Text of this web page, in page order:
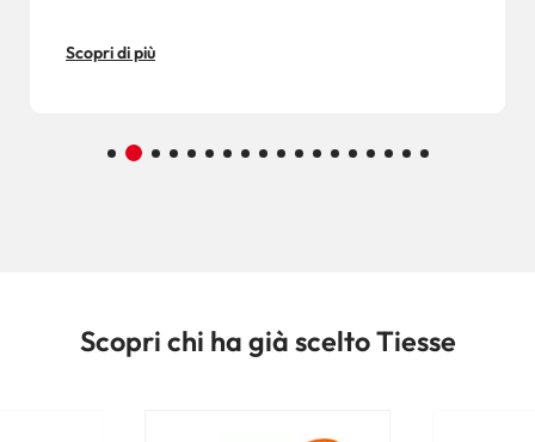
Scopri di più
Scopri chi ha già scelto Tiesse